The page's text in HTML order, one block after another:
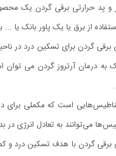
و پد حرارتی برقی گردن یک
از برق یا یک پاور بانک
برقی گردن برای تسکین درد در
درمان آرتروز گردن می توان
است که مکملی
می‌توانند به تعادل انرژی
برقی گردن با هدف تسکین درد